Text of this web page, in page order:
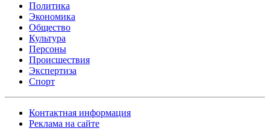
Политика
Экономика
Общество
Культура
Персоны
Происшествия
Экспертиза
Спорт
Контактная информация
Реклама на сайте